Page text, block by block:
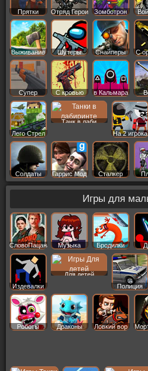
Прятки Отряд Герои Зомботрон
Выживание Шутеры Снайперы С
Супер С кровью в Кальмара
Лего Стрел
Танк в лаби
На 2 игрока
Солдаты Гаррис Мод Сталкер
Игры для
СловоПацана Музыка Бродилки
Издевалки
Для детей
Полиция
Роботы Драконы Ловкий вор